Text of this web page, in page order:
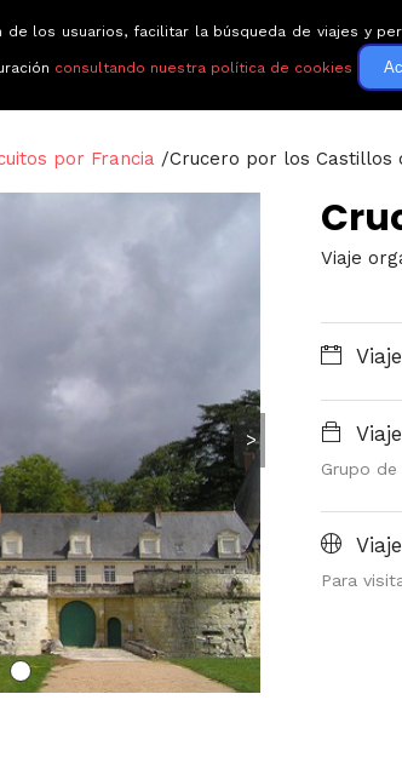
por Francia /Crucero por los Castillos
>
Viaje
Grupo
Para
los usuarios, facilitar la búsqueda de viajes y
consultando nuestra política de cookies